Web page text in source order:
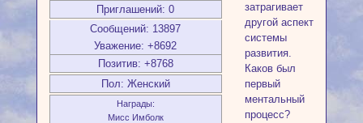
Приглашений: 0
Сообщений: 13897
Уважение: +8692
Позитив: +8768
Пол: Женский
Награды:
Мисс Имболк
затрагивает
другой аспект
системы
развития.
Каков был
первый
ментальный
процесс?